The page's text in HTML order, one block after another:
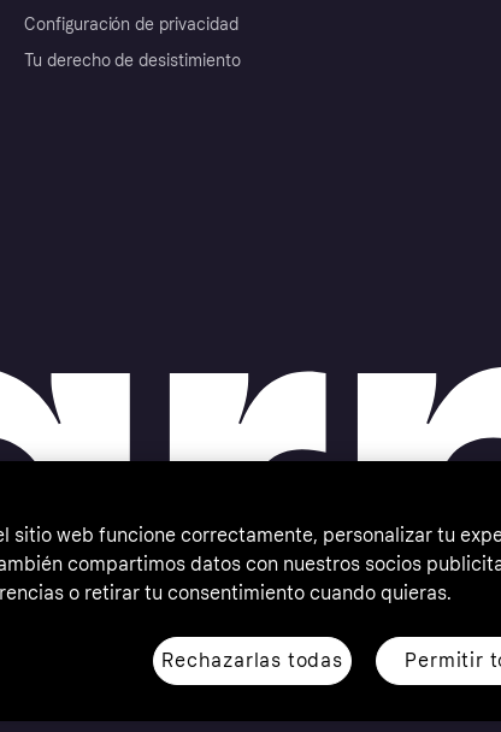
Configuración de privacidad
Tu derecho de desistimiento
Bank AB (publ). Sveavägen 46,
sitio web funcione correctamente, personalizar tu
compartimos datos con nuestros socios
o retirar tu consentimiento cuando quieras.
Rechazarlas todas Permitir